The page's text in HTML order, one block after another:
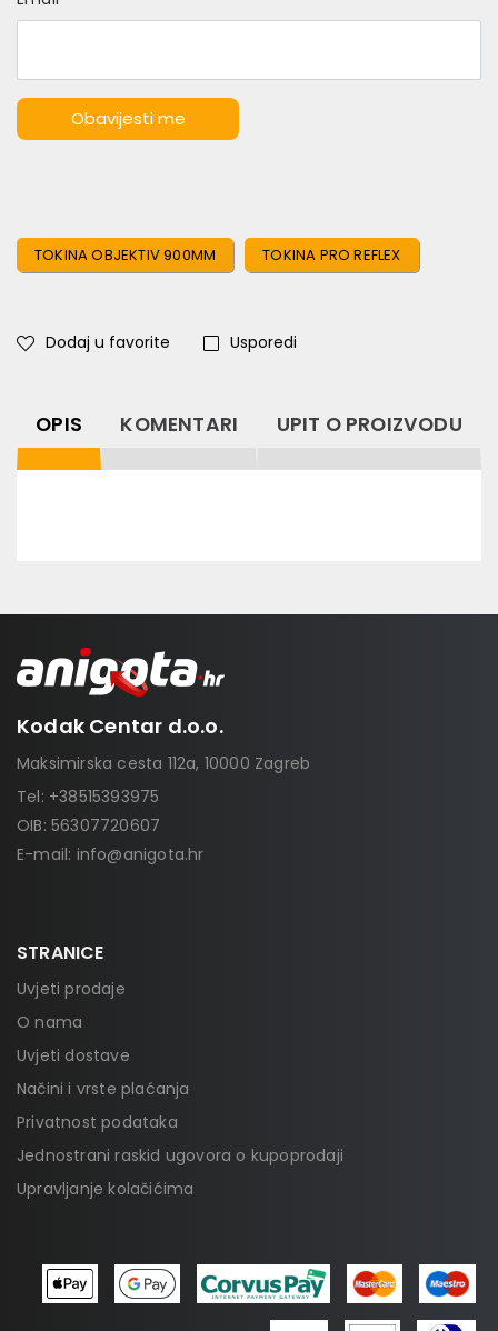
Obavijesti me
TOKINA OBJEKTIV 900MM TOKINA PRO REFLEX
Dodaj u favorite Usporedi
OPIS KOMENTARI UPIT O PROIZVODU
Kodak Centar d.o.o.
Maksimirska cesta 112a, 10000 Zagreb
Tel: +38515393975
OIB: 56307720607
E-mail: info@anigota.hr
STRANICE
Uvjeti prodaje
O nama
Uvjeti dostave
Načini i vrste plaćanja
Privatnost podataka
Jednostrani raskid ugovora o kupoprodaji
Upravljanje kolačićima